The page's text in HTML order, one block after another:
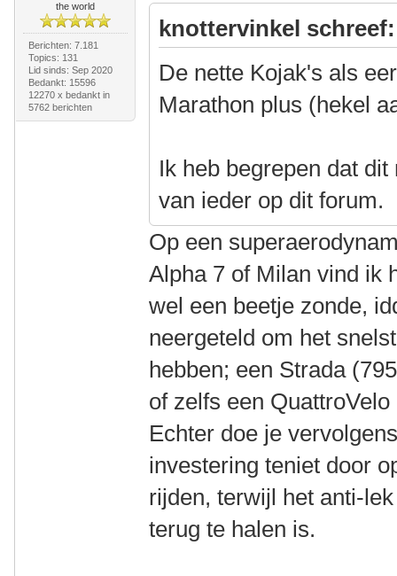
the world
Berichten: 7.181
Topics: 131
Lid sinds: Sep 2020
Bedankt: 15596
12270 x bedankt in
5762 berichten
knottervinkel schreef:
De nette Kojak's als
Marathon plus (hekel
Ik heb begrepen dat
van ieder op dit forum.
Op een
Alpha 7 of Milan vind ik
wel een beetje zonde,
neergeteld om het
hebben; een Strada
of zelfs een
Echter doe je
investering teniet door
rijden, terwijl het anti-
terug te halen is.